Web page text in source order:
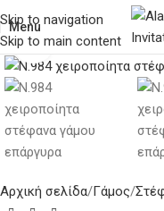
Skip to navigation
Skip to main content
Menu
Κλικ για μεγέθυνση
Αρχική σελίδα Γάμος